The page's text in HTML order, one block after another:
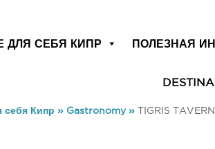
ДЛЯ СЕБЯ КИПР ПОЛЕЗНАЯ
себя Кипр » Gastronomy» TIGRIS TAVERN